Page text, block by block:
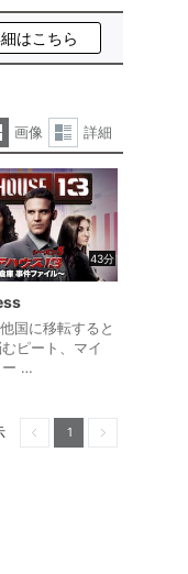
はこちら
画像
細
表
示
詳細
43分
国に移転すると
ピート、マイ
ー …
1